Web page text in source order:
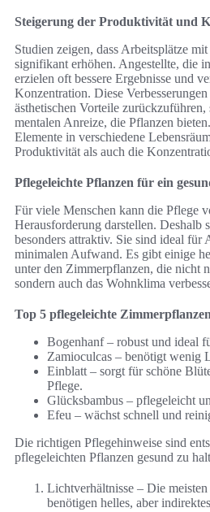
Steigerung der Produktivität und
Studien zeigen, dass Arbeitsplätze
signifikant erhöhen. Angestellte, die
erzielen oft bessere Ergebnisse und
Konzentration. Diese
ästhetischen Vorteile
mentalen Anreize, die Pflanzen
Elemente in verschiedene
Produktivität als auch die
Pflegeleichte Pflanzen für ein
Für viele Menschen kann die Pflege
Herausforderung darstellen. Deshalb
besonders attraktiv. Sie sind ideal für
minimalen Aufwand. Es gibt einige
unter den Zimmerpflanzen, die nicht
sondern auch das Wohnklima
Top 5 pflegeleichte Zimmerpflanzen
Bogenhanf – robust und ideal
Zamioculcas – benötigt wenig
Einblatt – sorgt für schöne
Pflege.
Glücksbambus – pflegeleicht
Efeu – wächst schnell und
Die richtigen Pflegehinweise sind
pflegeleichten Pflanzen gesund zu
Lichtverhältnisse – Die
benötigen helles, aber